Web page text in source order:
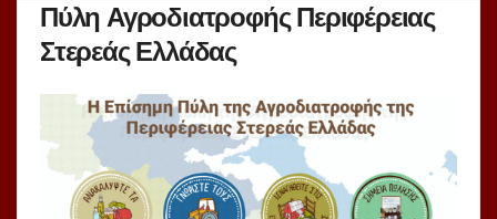
Πύλη Αγροδιατροφής Περιφέρειας
Στερεάς Ελλάδας